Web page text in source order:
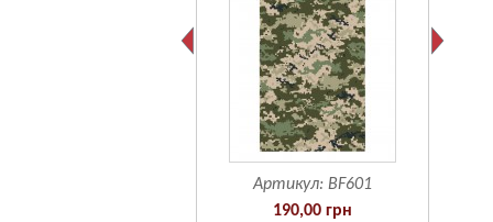
Артикул: BF601
190,00 грн